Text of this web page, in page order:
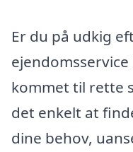
Er du på udkig
kommet til rette
det enkelt at
dine behov,